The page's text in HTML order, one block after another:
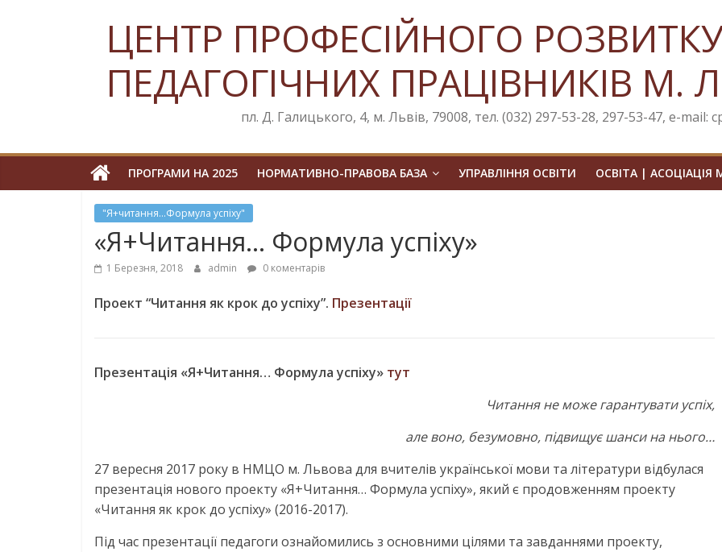
ЦЕНТР ПРОФЕСІЙНОГО
ПЕДАГОГІЧНИХ ПРАЦІВНИКІВ М.
пл. Д. Галицького, 4, м. Львів, 79008, тел. (032) 297-53-28, 297-53-47, e-mail:
ПРОГРАМИ НА 2025 НОРМАТИВНО-ПРАВОВА БАЗА УПРАВЛІННЯ ОСВІТИ ОСВІТА | АСОЦІАЦІЯ
"Я+читання...Формула успіху"
«Я+Читання… Формула успіху»
1 Березня, 2018 admin 0 коментарів
Проект “Читання як крок до успіху”. Презентації
Презентація «Я+Читання… Формула успіху» тут
Читання не може гарантувати успіх,
але воно, безумовно, підвищує шанси на нього…
27 вересня 2017 року в НМЦО м. Львова для вчителів української мови та літератури відбулася
презентація нового проекту «Я+Читання… Формула успіху», який є продовженням проекту
«Читання як крок до успіху» (2016-2017).
Під час презентації педагоги ознайомились з основними цілями та завданнями проекту,